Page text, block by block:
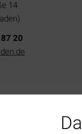
14
20